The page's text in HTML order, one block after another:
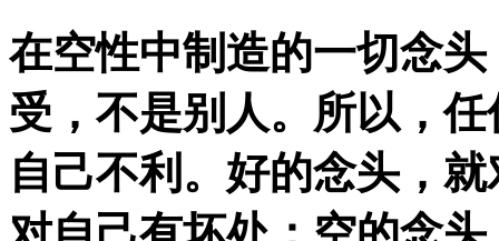
在空性中制造的一切念
受，不是别人。所以，
自己不利。好的念头，